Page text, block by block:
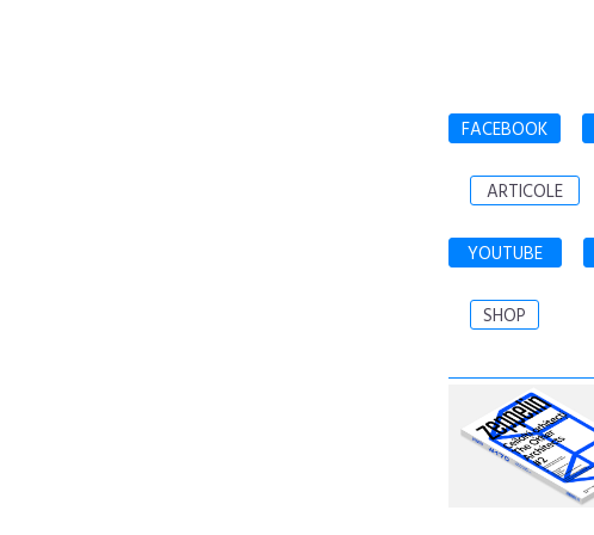
FACEBOOK
ARTICOLE
YOUTUBE
SHOP